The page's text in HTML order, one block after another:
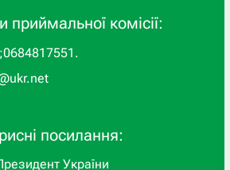
приймальної комісії:
0684817551 .
посилання:
України